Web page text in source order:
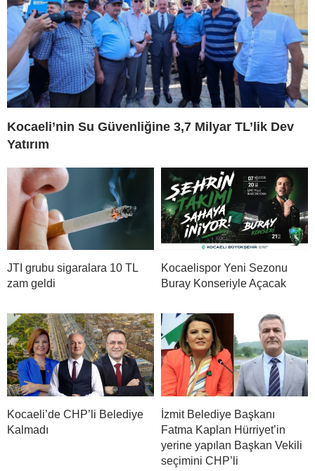
Kocaeli’nin Su Güvenliğine 3,7 Milyar TL’lik Dev
Yatırım
JTI grubu sigaralara 10 TL
zam geldi
Kocaelispor Yeni Sezonu
Buray Konseriyle Açacak
Kocaeli’de CHP’li Belediye
Kalmadı
İzmit Belediye Başkanı
Fatma Kaplan Hürriyet’in
yerine yapılan Başkan Vekili
seçimini CHP’li